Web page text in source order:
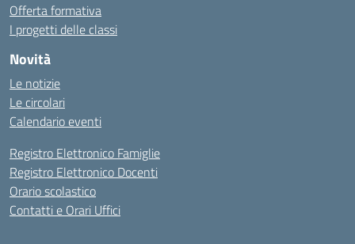
Offerta formativa
I progetti delle classi
Novità
Le notizie
Le circolari
Calendario eventi
Registro Elettronico Famiglie
Registro Elettronico Docenti
Orario scolastico
Contatti e Orari Uffici